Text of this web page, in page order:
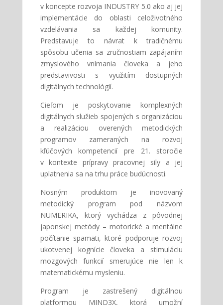
v koncepte rozvoja INDUSTRY 5.0 ako aj jej
implementácie do oblasti celoživotného
vzdelávania sa každej komunity.
Predstavuje to návrat k tradičnému
spôsobu učenia sa zručnostiam zapájaním
zmyslového vnímania človeka a jeho
predstavivosti s využitím dostupných
digitálnych technológií.
Cieľom je poskytovanie komplexných
digitálnych služieb spojených s organizáciou
a realizáciou overených metodických
programov zameraných na rozvoj
kľúčových kompetencií pre 21. storočie
v kontexte prípravy pracovnej sily a jej
uplatnenia sa na trhu práce budúcnosti.
Nosným produktom je inovovaný
metodický program pod názvom
NUMERIKA, ktorý vychádza z pôvodnej
japonskej metódy – motorické a mentálne
počítanie spamäti, ktoré podporuje rozvoj
ukotvenej kognície človeka a stimuláciu
mozgových funkcií smerujúce nie len k
matematickému mysleniu.
Program je zastrešený digitálnou
platformou MIND3X, ktorá umožní